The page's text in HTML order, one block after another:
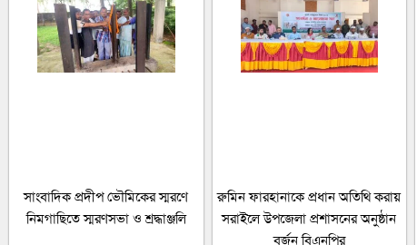
সাংবাদিক প্রদীপ ভৌমিকের স্মরণে
নিমগাছিতে স্মরণসভা ও শ্রদ্ধাঞ্জলি
রুমিন ফারহানাকে প্রধান অতিথি করায়
সরাইলে উপজেলা প্রশাসনের অনুষ্ঠান
বর্জন বিএনপির